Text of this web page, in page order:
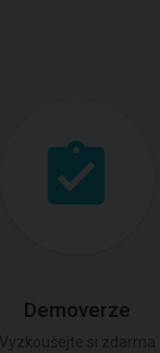
Demoverze